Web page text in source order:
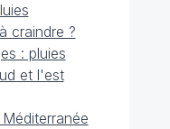
craindre ?
: pluies
et l'est